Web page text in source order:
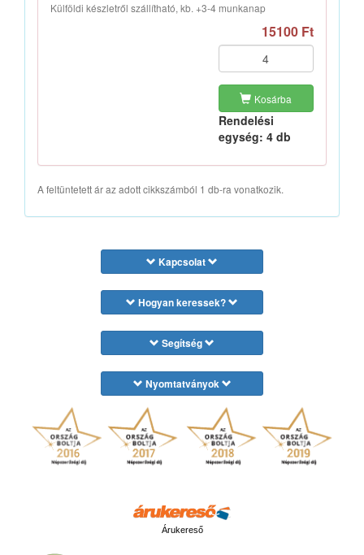
Külföldi készletről szállítható, kb. +3-4 munkanap
15100 Ft
Kosárba
Rendelési
egység: 4 db
A feltüntetett ár az adott cikkszámból 1 db-ra vonatkozik.
Kapcsolat
Hogyan keressek?
Segítség
Nyomtatványok
Árukereső